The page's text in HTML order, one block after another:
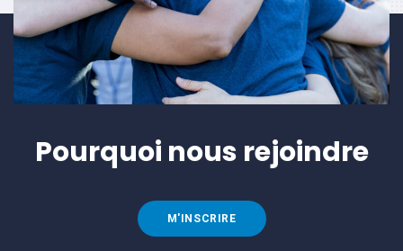
Pourquoi nous rejoindre
M'INSCRIRE